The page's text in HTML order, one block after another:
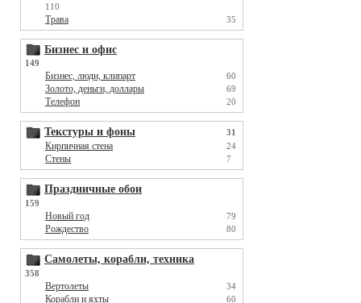
110
Трава 35
Бизнес и офис
149
Бизнес, люди, клипарт 60
Золото, деньги, доллары 69
Телефон 20
Текстуры и фоны 31
Кирпичная стена 24
Стены 7
Праздничные обои
159
Новый год 79
Рождество 80
Самолеты, корабли, техника
358
Вертолеты 34
Корабли и яхты 60